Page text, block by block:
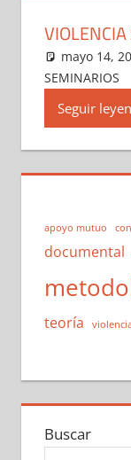
mayo 14,
SEMINARIOS
Seguir
apoyo mutuo
documental
teoría
Buscar